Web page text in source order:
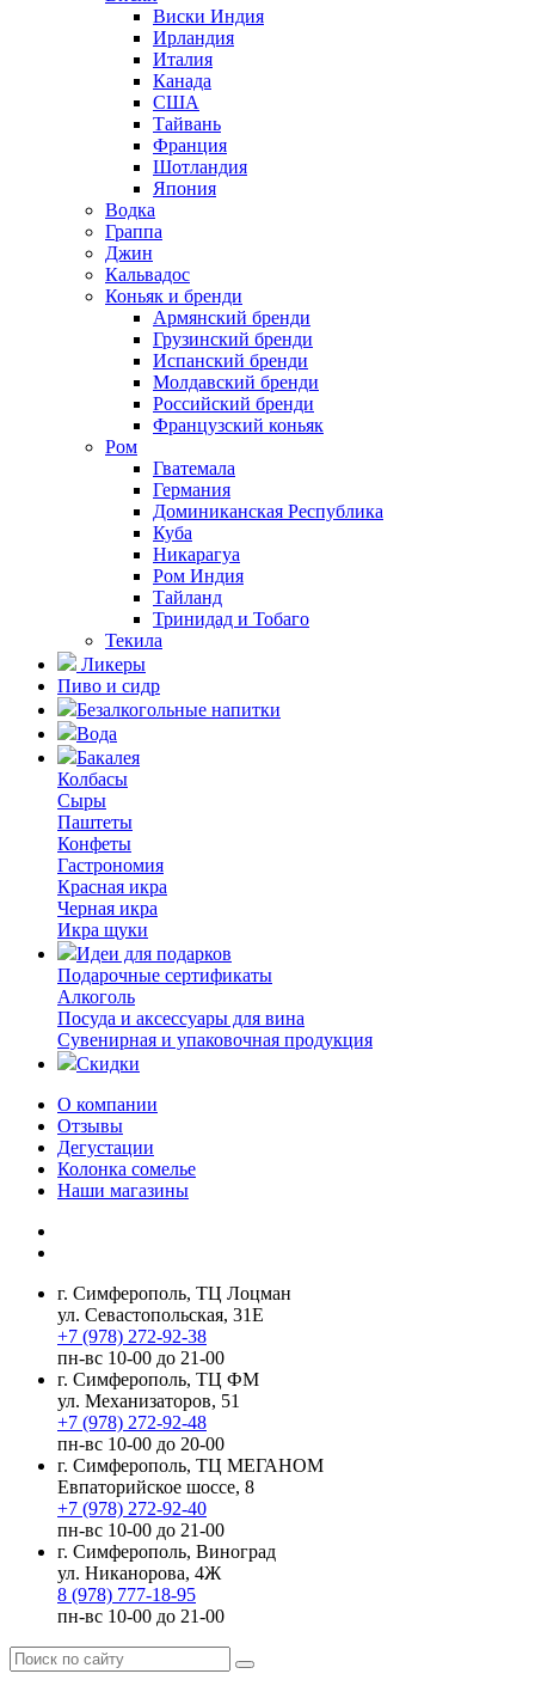
Виски Индия
Ирландия
Италия
Канада
США
Тайвань
Франция
Шотландия
Япония
Водка
Граппа
Джин
Кальвадос
Коньяк и бренди
Армянский бренди
Грузинский бренди
Испанский бренди
Молдавский бренди
Российский бренди
Французский коньяк
Ром
Гватемала
Германия
Доминиканская Республика
Куба
Никарагуа
Ром Индия
Тайланд
Тринидад и Тобаго
Текила
Ликеры
Пиво и сидр
Безалкогольные напитки
Вода
Бакалея
Колбасы
Сыры
Паштеты
Конфеты
Гастрономия
Красная икра
Черная икра
Икра щуки
Идеи для подарков
Подарочные сертификаты
Алкоголь
Посуда и аксессуары для вина
Сувенирная и упаковочная продукция
Скидки
О компании
Отзывы
Дегустации
Колонка сомелье
Наши магазины
г. Симферополь, ТЦ Лоцман
ул. Севастопольская, 31Е
+7 (978) 272-92-38
пн-вс 10-00 до 21-00
г. Симферополь, ТЦ ФМ
ул. Механизаторов, 51
+7 (978) 272-92-48
пн-вс 10-00 до 20-00
г. Симферополь, ТЦ МЕГАНОМ
Евпаторийское шоссе, 8
+7 (978) 272-92-40
пн-вс 10-00 до 21-00
г. Симферополь, Виноград
ул. Никанорова, 4Ж
8 (978) 777-18-95
пн-вс 10-00 до 21-00